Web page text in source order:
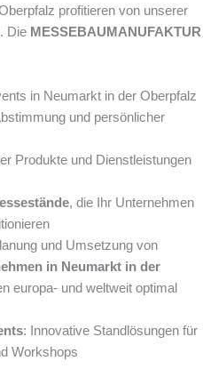
profitieren von unserer
Die MESSEBAUMANUFAKTUR
in Neumarkt in der Oberpfalz
und persönlicher
Produkte und Dienstleistungen
, die Ihr Unternehmen
und Umsetzung von
in Neumarkt in der
europa- und weltweit optimal
: Innovative Standlösungen für
Workshops